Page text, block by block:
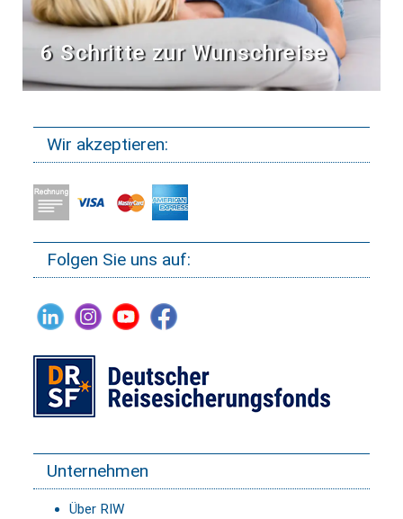
6 Schritte zur Wunschreise
Wir akzeptieren:
Folgen Sie uns auf:
Unternehmen
Über RIW